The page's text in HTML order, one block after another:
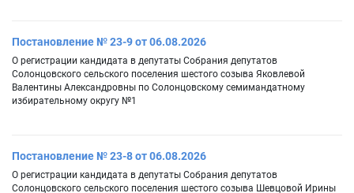
Постановление № 23-9 от 06.08.2026
О регистрации кандидата в депутаты Собрания депутатов
Солонцовского сельского поселения шестого созыва Яковлевой
Валентины Александровны по Солонцовскому семимандатному
избирательному округу №1
Постановление № 23-8 от 06.08.2026
О регистрации кандидата в депутаты Собрания депутатов
Солонцовского сельского поселения шестого созыва Шевцовой Ирины